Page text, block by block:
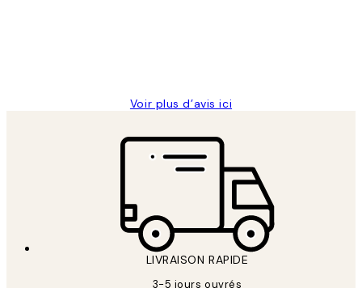
Voir plus d’avis ici
LIVRAISON RAPIDE
3-5 jours ouvrés